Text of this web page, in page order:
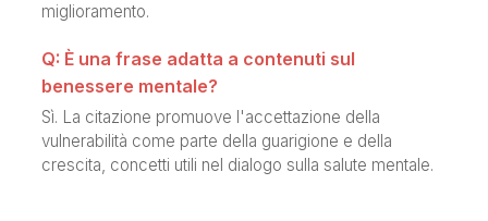
miglioramento.
Q: È una frase adatta a contenuti sul
benessere mentale?
Sì. La citazione promuove l'accettazione della
vulnerabilità come parte della guarigione e della
crescita, concetti utili nel dialogo sulla salute mentale.